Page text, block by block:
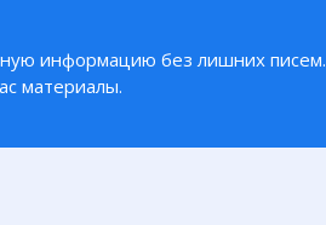
информацию без лишних писем.
материалы.